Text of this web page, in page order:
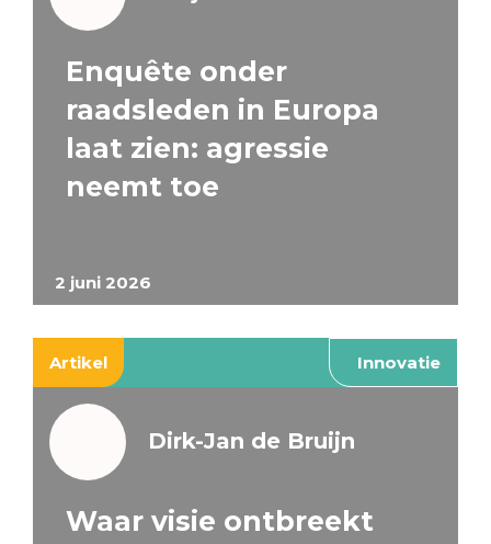
2 juni 2026
Enquête onder
raadsleden in Europa
laat zien: agressie
neemt toe
Artikel Innovatie
Dirk-Jan de Bruijn
Waar visie ontbreekt